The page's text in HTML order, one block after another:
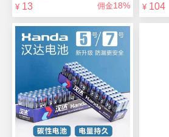
¥ 13 佣金18% ¥ 104